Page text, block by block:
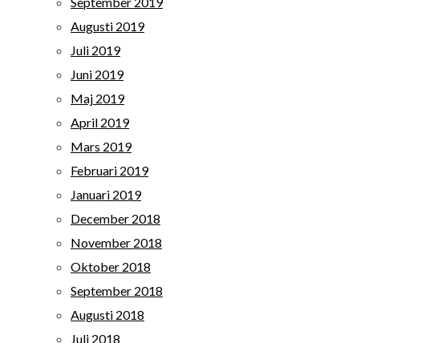
Augusti 2019
Juli 2019
Juni 2019
Maj 2019
April 2019
Mars 2019
Februari 2019
Januari 2019
December 2018
November 2018
Oktober 2018
September 2018
Augusti 2018
Juli 2018